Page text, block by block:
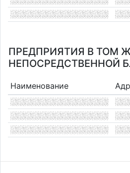
ПРЕДПРИЯТИЯ В ТОМ
НЕПОСРЕДСТВЕННОЙ
Наименование